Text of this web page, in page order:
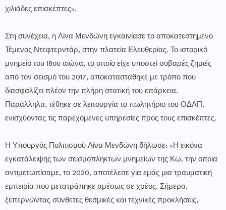
χιλιάδες επισκέπτες».
Στη συνέχεια, η Λίνα Μενδώνη εγκαινίασε το αποκατεστημένο
Τέμενος Ντεφτερντάρ, στην πλατεία Ελευθερίας. Το ιστορικό
μνημείο του 18ου αιώνα, το οποίο είχε υποστεί σοβαρές ζημιές
από τον σεισμό του 2017, αποκαταστάθηκε με τρόπο που
διασφαλίζει πλέον την πλήρη στατική του επάρκεια.
Παράλληλα, τέθηκε σε λειτουργία το πωλητήριο του ΟΔΑΠ,
ενισχύοντας τις παρεχόμενες υπηρεσίες προς τους επισκέπτες.
Η Υπουργός Πολιτισμού Λίνα Μενδώνη δήλωσε: «Η εικόνα
εγκατάλειψης των σεισμόπληκτων μνημείων της Κω, την οποία
αντιμετωπίσαμε, το 2020, αποτέλεσε για εμάς μια τραυματική
εμπειρία που μετατράπηκε αμέσως σε χρέος. Σήμερα,
ξεπερνώντας σύνθετες θεσμικές και τεχνικές προκλήσεις,